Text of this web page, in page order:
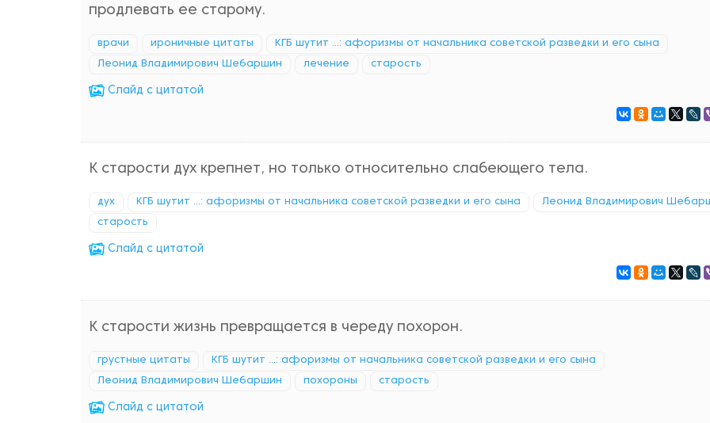
продлевать ее старому.
врачи ироничные цитаты КГБ шутит ...: афоризмы от начальника советской разведки и его сына
Леонид Владимирович Шебаршин лечение старость
Cлайд с цитатой
К старости дух крепнет, но только относительно слабеющего тела.
дух КГБ шутит ...: афоризмы от начальника советской разведки и его сына Леонид Владимирович
старость
Cлайд с цитатой
К старости жизнь превращается в череду похорон.
грустные цитаты КГБ шутит ...: афоризмы от начальника советской разведки и его сына
Леонид Владимирович Шебаршин похороны старость
Cлайд с цитатой